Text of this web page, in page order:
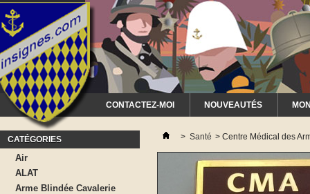
CONTACTEZ-MOI NOUVEAUTÉS
CATÉGORIES
Air
ALAT
Arme Blindée Cavalerie
> Santé > Centre Médical des